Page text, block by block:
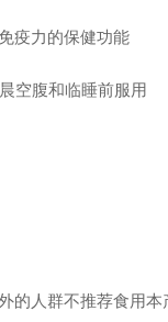
疫力的保健功能
空腹和临睡前服用
的人群不推荐食用本